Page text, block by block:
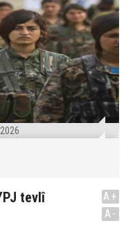
tevlî
A+
A-